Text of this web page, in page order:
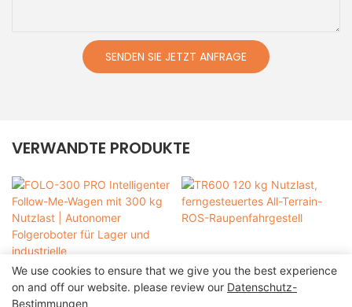
SENDEN SIE JETZT ANFRAGE
VERWANDTE PRODUKTE
We use cookies to ensure that we give you the best experience
on and off our website. please review our Datenschutz-
Bestimmungen